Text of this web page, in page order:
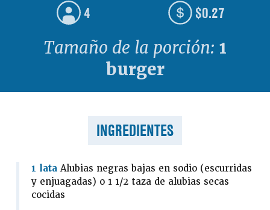
4 $0.27
Tamaño de la porción: 1
burger
INGREDIENTES
1 lataAlubias negras bajas en sodio (escurridas
y enjuagadas) o 1 1/2 taza de alubias secas
cocidas